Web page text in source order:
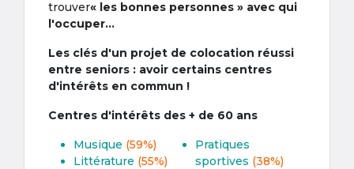
trouver« les bonnes personnes » avec qui
l'occuper...
Les clés d'un projet de colocation réussi
entre seniors : avoir certains centres
d'intérêts en commun !
Centres d'intérêts des + de 60 ans
Musique (59%)
Littérature (55%)
Pratiques
sportives (38%)